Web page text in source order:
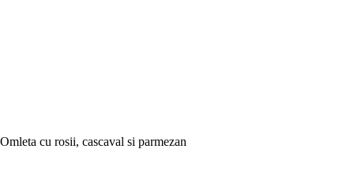
Omleta cu rosii, cascaval si parmezan